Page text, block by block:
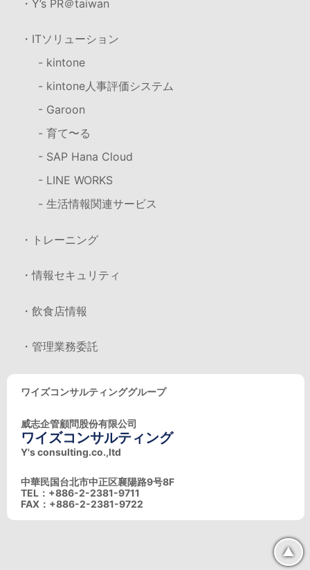
・Y’s PR＠taiwan
・ITソリューション
- kintone
- kintone人事評価システム
- Garoon
- 育て〜る
- SAP Hana Cloud
- LINE WORKS
- 生活情報関連サービス
・トレーニング
・情報セキュリティ
・飲食店情報
・管理業務委託
ワイズコンサルティンググループ
威志企管顧問股份有限公司
ワイズコンサルティング
Y's consulting.co.,ltd
中華民国台北市中正区襄陽路9号8F
TEL：+886-2-2381-9711
FAX：+886-2-2381-9722
▲